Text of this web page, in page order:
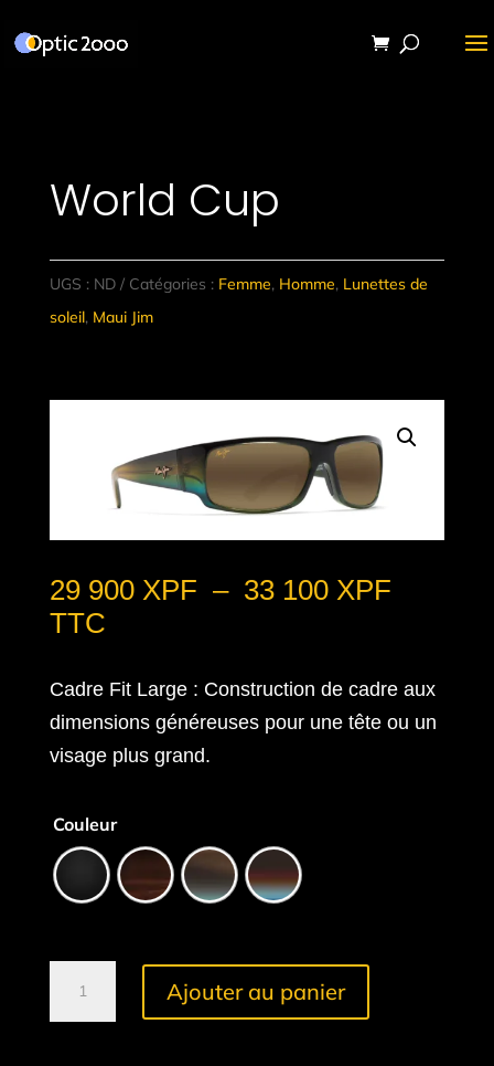
World Cup
UGS : ND Catégories : Femme, Homme, Lunettes de
soleil, Maui Jim
29 900 XPF – 33 100 XPFPlage
29
900
TTC
Cadre Fit Large : Construction de cadre aux
dimensions généreuses pour une tête ou un
visage plus grand.
Couleur
Ajouter au panier